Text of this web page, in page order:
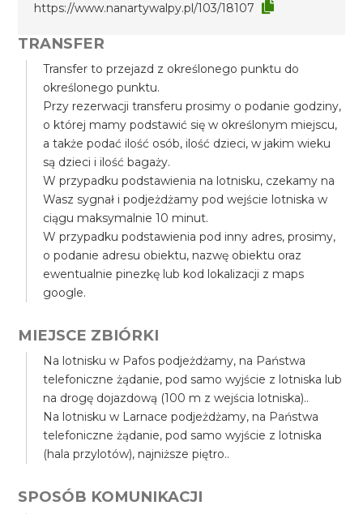
https://www.nanartywalpy.pl/103/18107
TRANSFER
Transfer to przejazd z określonego punktu do
określonego punktu.
Przy rezerwacji transferu prosimy o podanie godziny,
o której mamy podstawić się w określonym miejscu,
a także podać ilość osób, ilość dzieci, w jakim wieku
są dzieci i ilość bagaży.
W przypadku podstawienia na lotnisku, czekamy na
Wasz sygnał i podjeżdżamy pod wejście lotniska w
ciągu maksymalnie 10 minut.
W przypadku podstawienia pod inny adres, prosimy,
o podanie adresu obiektu, nazwę obiektu oraz
ewentualnie pinezkę lub kod lokalizacji z maps
google.
MIEJSCE ZBIÓRKI
Na lotnisku w Pafos podjeżdżamy, na Państwa
telefoniczne żądanie, pod samo wyjście z lotniska lub
na drogę dojazdową (100 m z wejścia lotniska)..
Na lotnisku w Larnace podjeżdżamy, na Państwa
telefoniczne żądanie, pod samo wyjście z lotniska
(hala przylotów), najniższe piętro..
SPOSÓB KOMUNIKACJI